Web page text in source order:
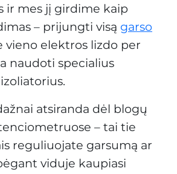
ir mes jį girdime kaip
– prijungti visą garso
vieno elektros lizdo per
naudoti specialius
atsiranda dėl blogų
– tai tie
reguliuojate garsumą ar
viduje kaupiasi